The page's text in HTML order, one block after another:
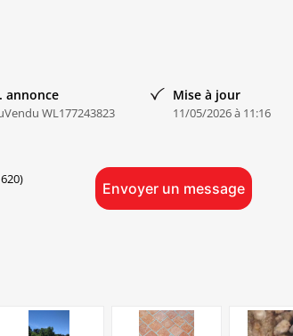
annonce
WL177243823
Mise à jour
11/05/2026 à 11:16
Envoyer un message